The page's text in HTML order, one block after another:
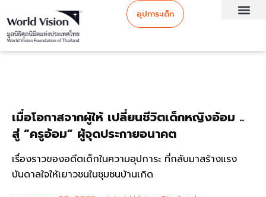
อุปการะเด็ก
เมื่อโอกาสจากผู้ให้ เปลี่ยนชีวิตเด็กหญิงอ้อม ..
สู่ “ครูอ้อม” ผู้จุดประกายอนาคต
เรื่องราวของอดีตเด็กในความอุปการะ ที่กลับมาสร้างแรง
บันดาลใจให้เยาวชนในชุมชนบ้านเกิด